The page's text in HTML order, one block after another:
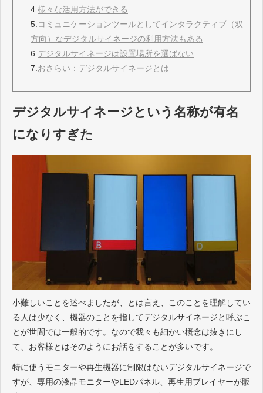
4. 様々な活用方法ができる
5. コミュニケーションツールとしてインタラクティブ（双
方向）なデジタルサイネージの利用方法もある
6. デジタルサイネージは設置場所を選ばない
7. おさらい：デジタルサイネージとは
デジタルサイネージという名称が有名
になりすぎた
小難しいことを述べましたが、とは言え、このことを理解してい
る人は少なく、機器のことを指してデジタルサイネージと呼ぶこ
とが世間では一般的です。なので我々も細かい概念は抜きにし
て、お客様とはそのようにお話をすることが多いです。
特に使うモニターや再生機器に制限はないデジタルサイネージで
すが、専用の液晶モニターやLEDパネル、再生用プレイヤーが販